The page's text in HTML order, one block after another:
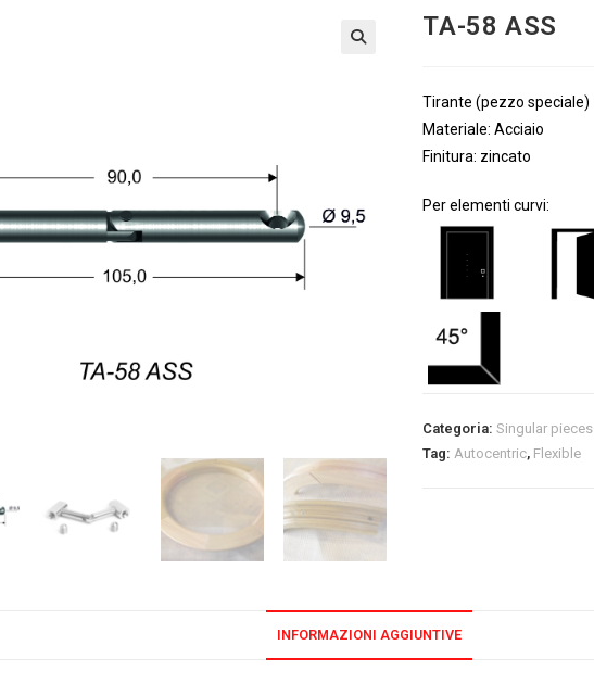
TA-58 ASS
Tirante (pezzo speciale)
Materiale: Acciaio
Finitura: zincato
Per elementi curvi:
Categoria:Singular pieces
Tag:Autocentric, Flexible
INFORMAZIONI AGGIUNTIVE